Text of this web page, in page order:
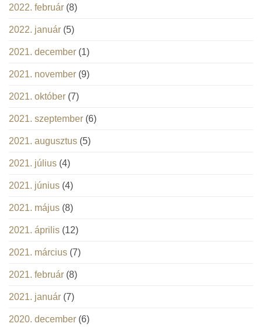
2022. február (8)
2022. január (5)
2021. december (1)
2021. november (9)
2021. október (7)
2021. szeptember (6)
2021. augusztus (5)
2021. július (4)
2021. június (4)
2021. május (8)
2021. április (12)
2021. március (7)
2021. február (8)
2021. január (7)
2020. december (6)